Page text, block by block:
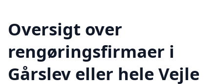
Oversigt over
rengøringsfirmaer i
Gårslev eller hele Vejle